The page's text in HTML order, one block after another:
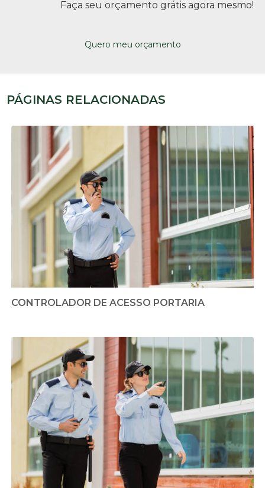
Faça seu orçamento grátis agora mesmo!
Quero meu orçamento
PÁGINAS RELACIONADAS
CONTROLADOR DE ACESSO PORTARIA